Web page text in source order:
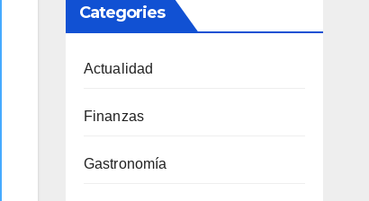
Categories
Actualidad
Finanzas
Gastronomía